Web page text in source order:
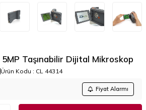
Taşınabilir Dijital Mikroskop
Ürün Kodu : CL 44314
Fiyat Alarmı